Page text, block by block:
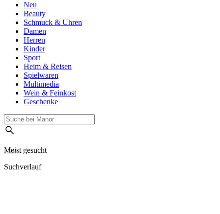
Neu
Beauty
Schmuck & Uhren
Damen
Herren
Kinder
Sport
Heim & Reisen
Spielwaren
Multimedia
Wein & Feinkost
Geschenke
Meist gesucht
Suchverlauf